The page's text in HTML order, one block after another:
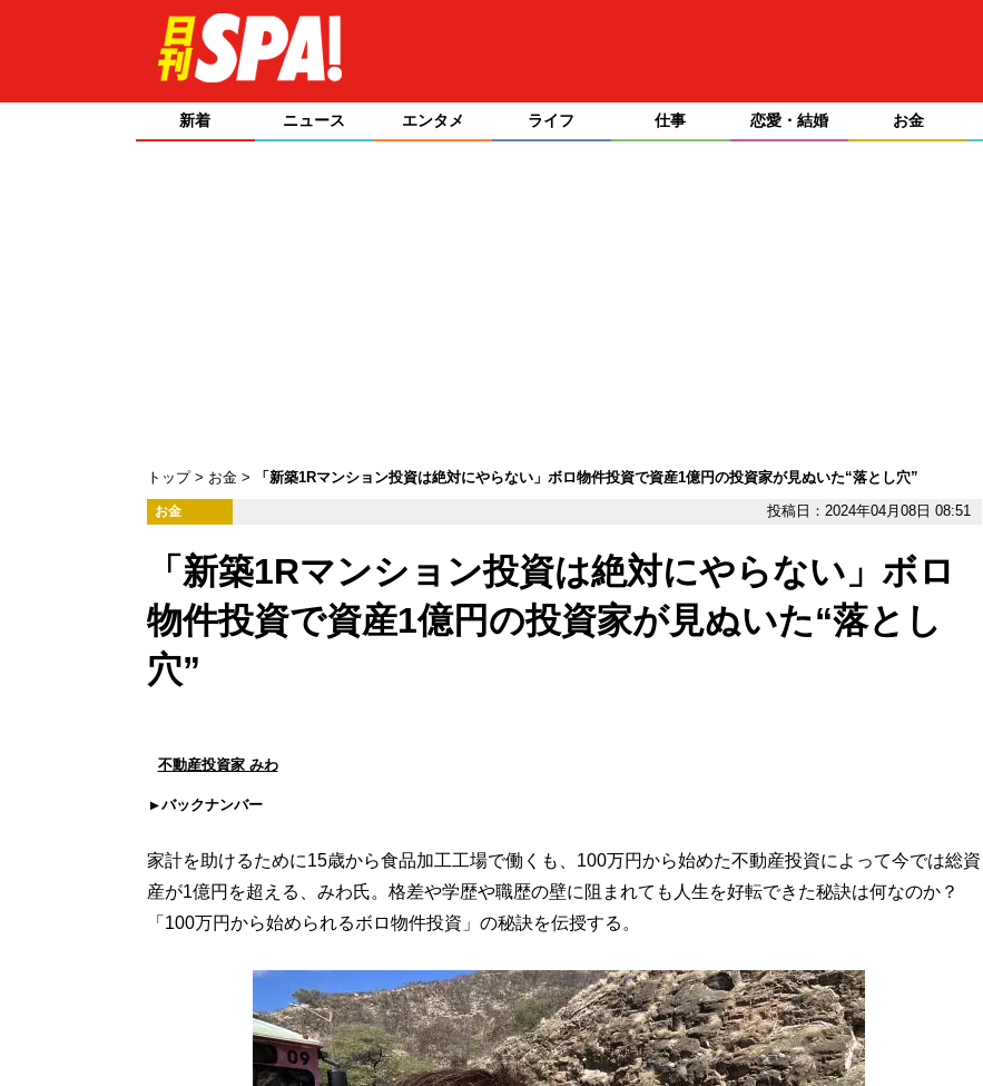
新着 ニュース エンタメ ライフ 仕事 恋愛・結婚 お金
トップ お金 「新築1Rマンション投資は絶対にやらない」ボロ物件投資で資産1億円の投資家が見ぬいた“落とし穴”
お金 投稿日：2024年04月08日 08:51
「新築1Rマンション投資は絶対にやらない」ボロ
物件投資で資産1億円の投資家が見ぬいた“落とし
穴”
不動産投資家 みわ
バックナンバー
家計を助けるために15歳から食品加工工場で働くも、100万円から始めた不動産投資によって今では総資
産が1億円を超える、みわ氏。格差や学歴や職歴の壁に阻まれても人生を好転できた秘訣は何なのか？
「100万円から始められるボロ物件投資」の秘訣を伝授する。